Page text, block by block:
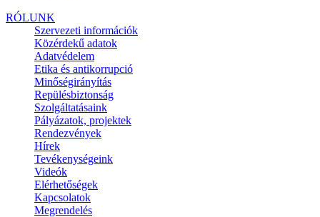
RÓLUNK
Szervezeti információk
Közérdekű adatok
Adatvédelem
Etika és antikorrupció
Minőségirányítás
Repülésbiztonság
Szolgáltatásaink
Pályázatok, projektek
Rendezvények
Hírek
Tevékenységeink
Videók
Elérhetőségek
Kapcsolatok
Megrendelés